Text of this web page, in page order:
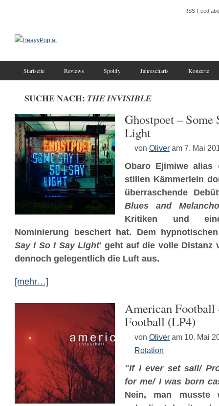
RSS-Feed
Startseite Reviews Spotify Jahrescharts Konzerte
SUCHE NACH: THE INVISIBLE
Ghostpoet – Some
Light
von Oliver am 7. Mai
Obaro Ejimiwe alias
stillen Kämmerlein
überraschende
Blues and
Kritiken und
Nominierung beschert hat. Dem
Say I So I Say Light' geht auf die volle Distanz
dennoch gelegentlich die Luft aus.
[mehr…]
American Football
Football (LP4)
von Oliver am 10. Mai
Rotation
"If I ever set sail/
for me/ I was born
Nein, man musste